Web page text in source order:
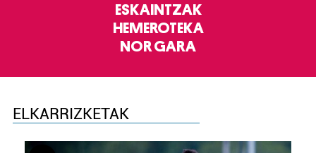
ESKAINTZAK
HEMEROTEKA
NOR GARA
ELKARRIZKETAK